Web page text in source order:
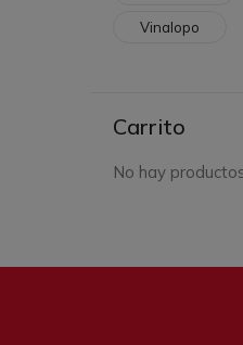
Vinalopo
Carrito
No hay